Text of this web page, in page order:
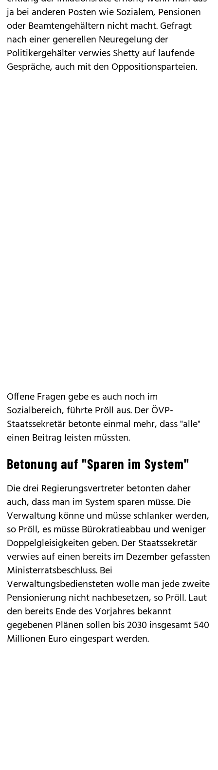
ja bei anderen Posten wie Sozialem, Pensionen
oder Beamtengehältern nicht macht. Gefragt
nach einer generellen Neuregelung der
Politikergehälter verwies Shetty auf laufende
Gespräche, auch mit den Oppositionsparteien.
Offene Fragen gebe es auch noch im
Sozialbereich, führte Pröll aus. Der ÖVP-
Staatssekretär betonte einmal mehr, dass "alle"
einen Beitrag leisten müssten.
Betonung auf "Sparen im System"
Die drei Regierungsvertreter betonten daher
auch, dass man im System sparen müsse. Die
Verwaltung könne und müsse schlanker werden,
so Pröll, es müsse Bürokratieabbau und weniger
Doppelgleisigkeiten geben. Der Staatssekretär
verwies auf einen bereits im Dezember gefassten
Ministerratsbeschluss. Bei
Verwaltungsbediensteten wolle man jede zweite
Pensionierung nicht nachbesetzen, so Pröll. Laut
den bereits Ende des Vorjahres bekannt
gegebenen Plänen sollen bis 2030 insgesamt 540
Millionen Euro eingespart werden.